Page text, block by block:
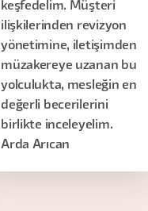
keşfedelim. Müşteri
ilişkilerinden revizyon
yönetimine, iletişimden
müzakereye uzanan bu
yolculukta, mesleğin en
değerli becerilerini
birlikte inceleyelim.
Arda Arıcan